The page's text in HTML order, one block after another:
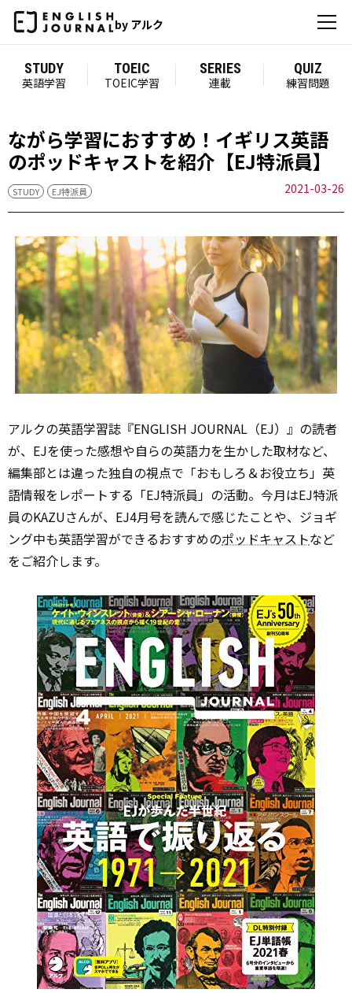
by アルク
STUDY
英語学習
TOEIC
TOEIC学習
SERIES
連載
QUIZ
練習問題
ながら学習におすすめ！イギリス英語
のポッドキャストを紹介【EJ特派員】
STUDY EJ特派員 2021-03-26
アルクの英語学習誌『ENGLISH JOURNAL（EJ）』の読者
が、EJを使った感想や自らの英語力を生かした取材など、
編集部とは違った独自の視点で「おもしろ＆お役立ち」英
語情報をレポートする「EJ特派員」の活動。今月はEJ特派
員のKAZUさんが、EJ4月号を読んで感じたことや、ジョギ
ング中も英語学習ができるおすすめのポッドキャストなど
をご紹介します。